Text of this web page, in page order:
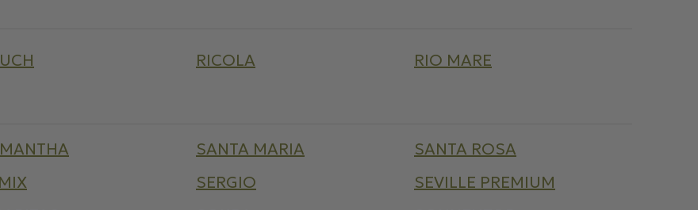
RICOLA
RIO MARE
SANTA MARIA
SANTA ROSA
SERGIO
SEVILLE PREMIUM